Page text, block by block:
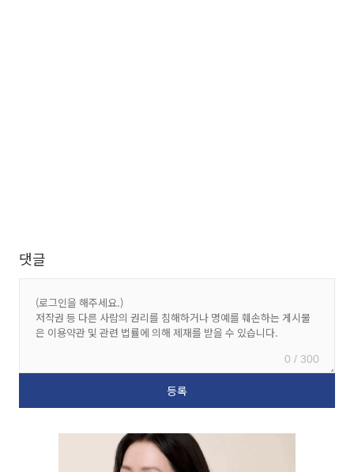
댓글
0 / 300